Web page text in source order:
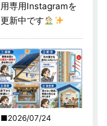
用専用Instagramを
更新中です
2026/07/24